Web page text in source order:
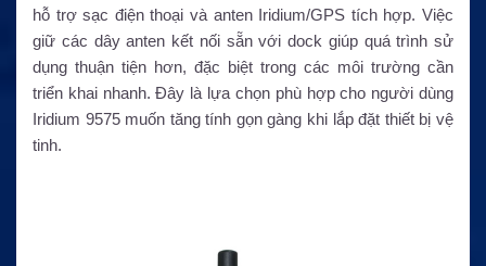
hỗ trợ sạc điện thoại và anten Iridium/GPS tích hợp. Việc
giữ các dây anten kết nối sẵn với dock giúp quá trình sử
dụng thuận tiện hơn, đặc biệt trong các môi trường cần
triển khai nhanh. Đây là lựa chọn phù hợp cho người dùng
Iridium 9575 muốn tăng tính gọn gàng khi lắp đặt thiết bị vệ
tinh.